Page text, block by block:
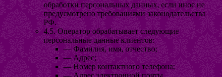
обработки персональных данных, если иное не
предусмотрено требованиями законодательства
РФ.
4.5. Оператор обрабатывает следующие
персональные данные клиентов:
— Фамилия, имя, отчество;
— Адрес;
— Номер контактного телефона;